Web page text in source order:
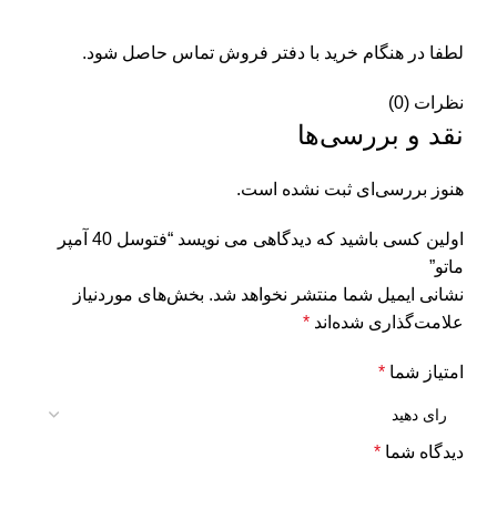
لطفا در هنگام خرید با دفتر فروش تماس حاصل شود.
نظرات (0)
نقد و بررسی‌ها
هنوز بررسی‌ای ثبت نشده است.
اولین کسی باشید که دیدگاهی می نویسد “فتوسل 40 آمپر
ماتو”
نشانی ایمیل شما منتشر نخواهد شد. بخش‌های موردنیاز
علامت‌گذاری شده‌اند *
امتیاز شما *
دیدگاه شما *